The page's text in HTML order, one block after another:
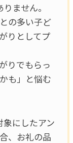
ません。
の多い子ど
りとしてプ
りでもらっ
も」と悩む
にしたアン
、お礼の品